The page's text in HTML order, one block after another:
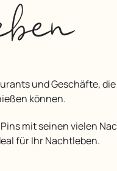
können.
für Ihr Nachtleben.